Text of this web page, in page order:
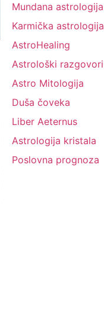
Mundana astrologija
Karmička astrologija
AstroHealing
Astrološki razgovori
Astro Mitologija
Duša čoveka
Liber Aeternus
Astrologija kristala
Poslovna prognoza